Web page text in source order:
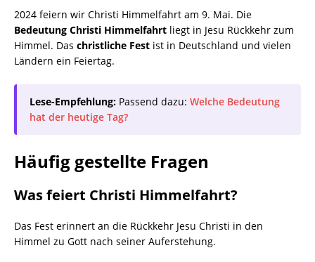
2024 feiern wir Christi Himmelfahrt am 9. Mai. Die
Bedeutung Christi Himmelfahrt liegt in Jesu Rückkehr zum
Himmel. Das christliche Fest ist in Deutschland und vielen
Ländern ein Feiertag.
Lese-Empfehlung: Passend dazu: Welche Bedeutung
hat der heutige Tag?
Häufig gestellte Fragen
Was feiert Christi Himmelfahrt?
Das Fest erinnert an die Rückkehr Jesu Christi in den
Himmel zu Gott nach seiner Auferstehung.